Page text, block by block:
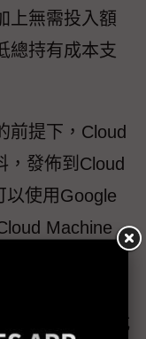
上無需投入額
總持有成本支
前提下，Cloud
，發佈到Cloud
以使用Google
Machine
套用機器學習
中各種豐富
視覺化的方式